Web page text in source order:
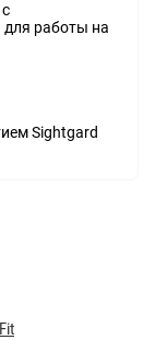
работы на
Sightgard